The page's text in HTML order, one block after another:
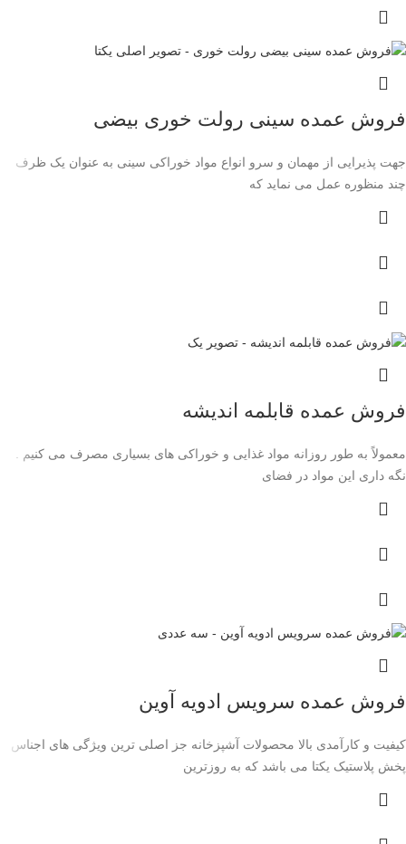
فروش عمده سینی رولت خوری بیضی
جهت پذیرایی از مهمان و سرو انواع مواد خوراکی سینی به عنوان یک ظرف
چند منظوره عمل می نماید که
فروش عمده قابلمه اندیشه
معمولاً به طور روزانه مواد غذایی و خوراکی های بسیاری مصرف می کنیم .
نگه داری این مواد در فضای
فروش عمده سرویس ادویه آوین
کیفیت و کارآمدی بالا محصولات آشپزخانه جز اصلی ترین ویژگی های اجناس
پخش پلاستیک یکتا می باشد که به روزترین